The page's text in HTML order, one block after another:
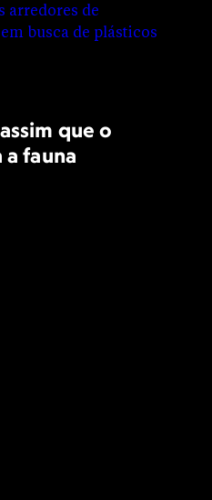
que o
a fauna